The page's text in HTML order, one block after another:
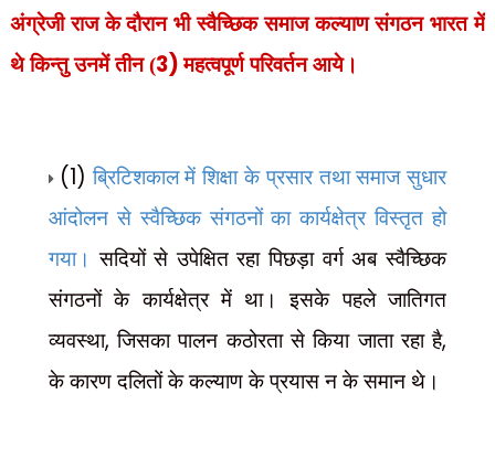
अंग्रेजी राज के दौरान भी स्वैच्छिक समाज कल्याण संगठन भारत में
थे किन्तु उनमें तीन (3)महत्वपूर्ण परिवर्तन आये।
(1)ब्रिटिशकाल में शिक्षा के प्रसार तथा समाज सुधार
आंदोलन से स्वैच्छिक संगठनों का कार्यक्षेत्र विस्तृत हो
गया। सदियों से उपेक्षित रहा पिछड़ा वर्ग अब स्वैच्छिक
संगठनों के कार्यक्षेत्र में था। इसके पहले जातिगत
व्यवस्था,जिसका पालन कठोरता से किया जाता रहा है,
के कारण दलितों के कल्याण के प्रयास न के समान थे।